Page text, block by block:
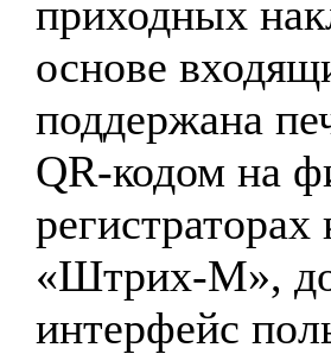
приходных
основе
поддержана
QR-кодом на
«Штрих-М»,
интерфейс